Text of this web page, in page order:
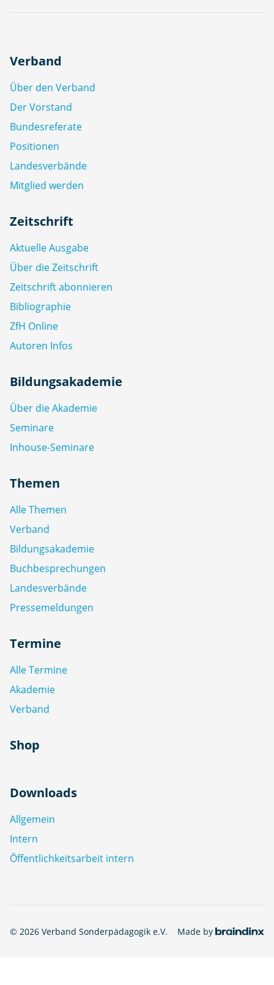
Verband
Über den Verband
Der Vorstand
Bundesreferate
Positionen
Landesverbände
Mitglied werden
Zeitschrift
Aktuelle Ausgabe
Über die Zeitschrift
Zeitschrift abonnieren
Bibliographie
ZfH Online
Autoren Infos
Bildungsakademie
Über die Akademie
Seminare
Inhouse-Seminare
Themen
Alle Themen
Verband
Bildungsakademie
Buchbesprechungen
Landesverbände
Pressemeldungen
Termine
Alle Termine
Akademie
Verband
Shop
Downloads
Allgemein
Intern
Öffentlichkeitsarbeit intern
© 2026 Verband Sonderpädagogik e.V. Made by